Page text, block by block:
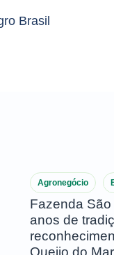
Brasil
Agronegócio
Fazenda
anos de
Queijo do